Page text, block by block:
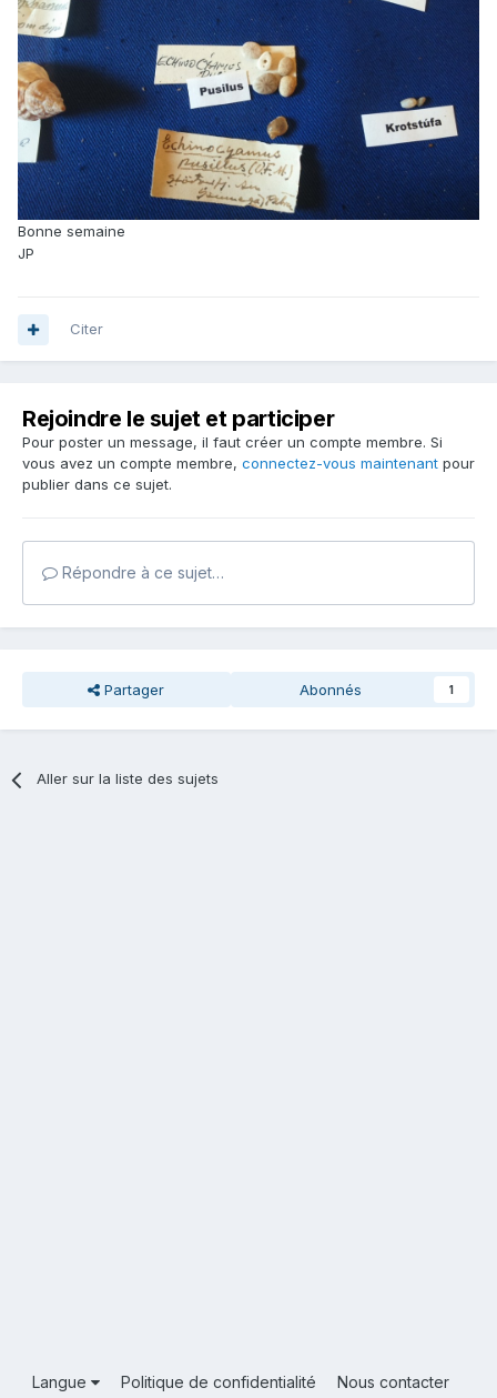
Bonne semaine
JP
Citer
Rejoindre le sujet et participer
Pour poster un message, il faut créer un compte membre. Si
vous avez un compte membre, connectez-vous maintenant pour
publier dans ce sujet.
Répondre à ce sujet…
Partager Abonnés 1
Aller sur la liste des sujets
Langue Politique de confidentialité
Nous contacter